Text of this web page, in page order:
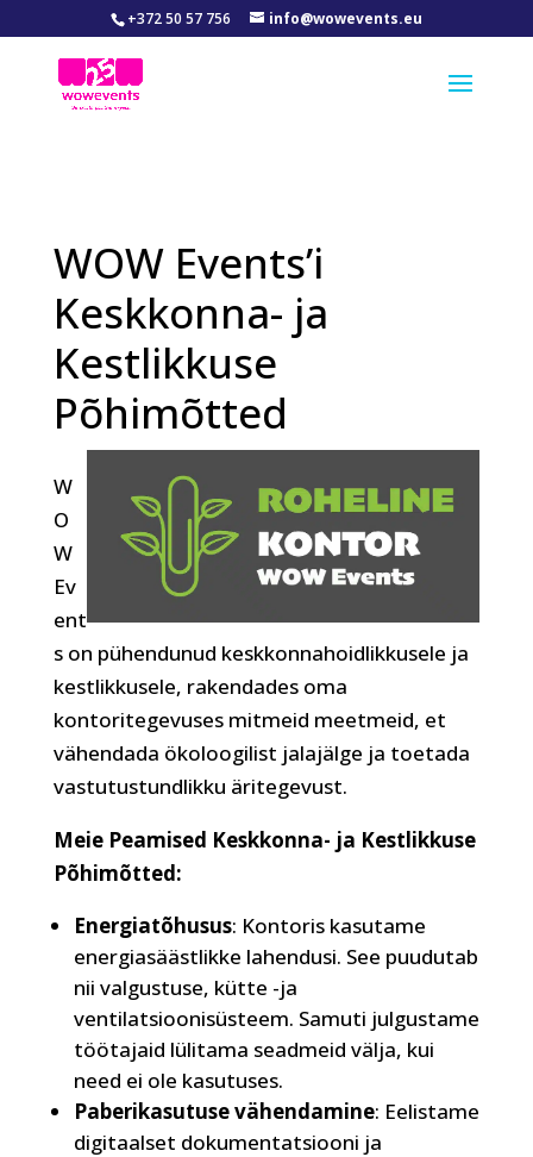
+372 50 57 756 info@wowevents.eu
WOW Events’i
Keskkonna- ja
Kestlikkuse
Põhimõtted
W
O
W
Ev
ent
s on pühendunud keskkonnahoidlikkusele ja
kestlikkusele, rakendades oma
kontoritegevuses mitmeid meetmeid, et
vähendada ökoloogilist jalajälge ja toetada
vastutustundlikku äritegevust.
Meie Peamised Keskkonna- ja Kestlikkuse
Põhimõtted:
Energiatõhusus: Kontoris kasutame
energiasäästlikke lahendusi. See puudutab
nii valgustuse, kütte -ja
ventilatsioonisüsteem. Samuti julgustame
töötajaid lülitama seadmeid välja, kui
need ei ole kasutuses.
Paberikasutuse vähendamine: Eelistame
digitaalset dokumentatsiooni ja